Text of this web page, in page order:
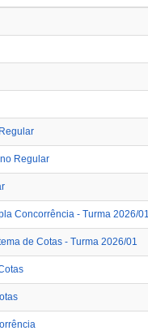
Regular
Concorrência - Turma 2026/01
de Cotas - Turma 2026/01